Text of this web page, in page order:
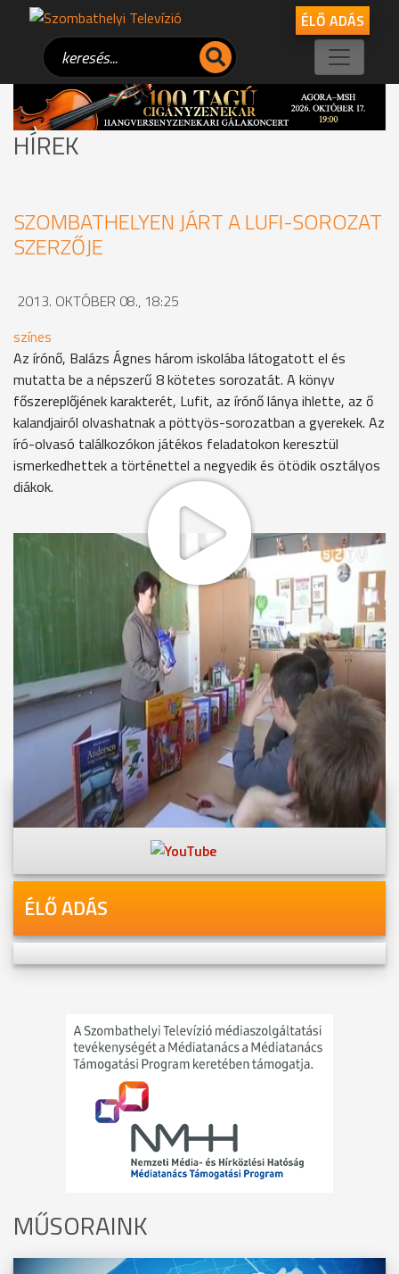
ÉLŐ ADÁS
HÍREK
SZOMBATHELYEN JÁRT A LUFI-SOROZAT
SZERZŐJE
2013. OKTÓBER 08., 18:25
színes
Az írónő, Balázs Ágnes három iskolába látogatott el és
mutatta be a népszerű 8 kötetes sorozatát. A könyv
főszereplőjének karakterét, Lufit, az írónő lánya ihlette, az ő
kalandjairól olvashatnak a pöttyös-sorozatban a gyerekek. Az
író-olvasó találkozókon játékos feladatokon keresztül
ismerkedhettek a történettel a negyedik és ötödik osztályos
diákok.
MEGOSZTÁS
Videóink megtekinthetőek
Youtube-csatornánkon is!
ÉLŐ ADÁS
MŰSORAINK